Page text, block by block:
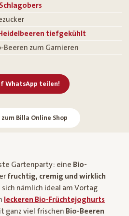
tiefgekühlt
Beeren zum Garnieren
WhatsApp teilen!
zum Billa Online Shop
Gartenparty: eine Bio-
fruchtig, cremig und wirklich
sich nämlich ideal am Vortag
leckeren Bio-Früchtejoghurts
ganz viel frischen Bio-Beeren